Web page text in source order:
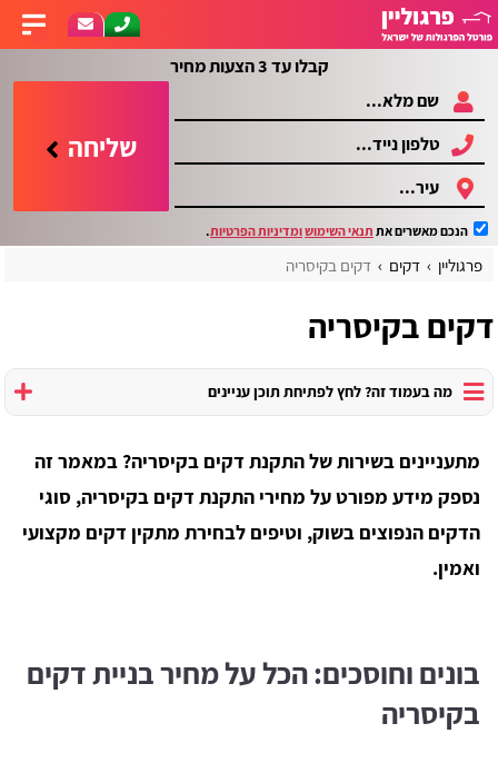
קבלו עד 3 הצעות מחיר
שליחה
הנכם מאשרים את תנאי השימושומדיניות הפרטיות.
פרגוליין דקים דקים בקיסריה
דקים בקיסריה
מה בעמוד זה? לחץ לפתיחת תוכן עניינים
מתעניינים בשירות של התקנת דקים בקיסריה? במאמר זה
נספק מידע מפורט על מחירי התקנת דקים בקיסריה, סוגי
הדקים הנפוצים בשוק, וטיפים לבחירת מתקין דקים מקצועי
ואמין.
בונים וחוסכים: הכל על מחיר בניית דקים
בקיסריה